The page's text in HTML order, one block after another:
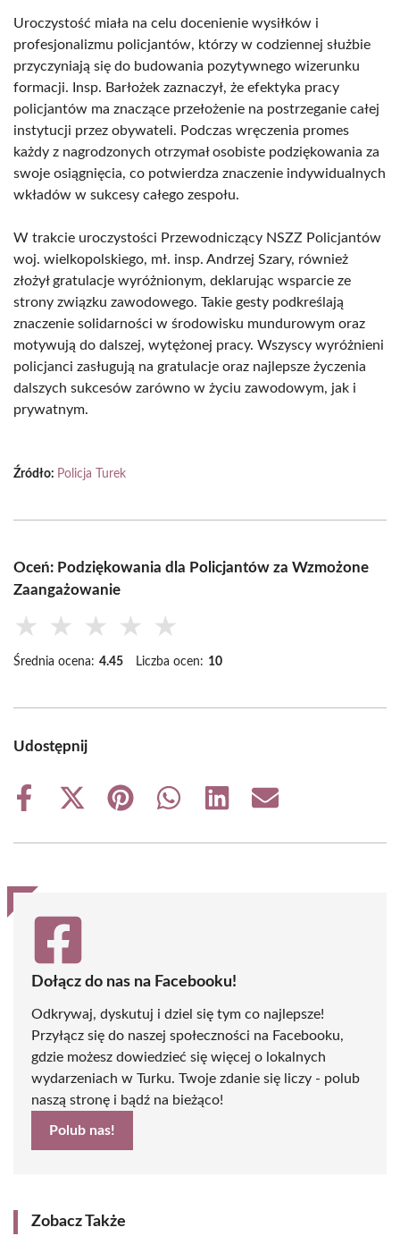
Uroczystość miała na celu docenienie wysiłków i
profesjonalizmu policjantów, którzy w codziennej służbie
przyczyniają się do budowania pozytywnego wizerunku
formacji. Insp. Barłożek zaznaczył, że efektyka pracy
policjantów ma znaczące przełożenie na postrzeganie całej
instytucji przez obywateli. Podczas wręczenia promes
każdy z nagrodzonych otrzymał osobiste podziękowania za
swoje osiągnięcia, co potwierdza znaczenie indywidualnych
wkładów w sukcesy całego zespołu.
W trakcie uroczystości Przewodniczący NSZZ Policjantów
woj. wielkopolskiego, mł. insp. Andrzej Szary, również
złożył gratulacje wyróżnionym, deklarując wsparcie ze
strony związku zawodowego. Takie gesty podkreślają
znaczenie solidarności w środowisku mundurowym oraz
motywują do dalszej, wytężonej pracy. Wszyscy wyróżnieni
policjanci zasługują na gratulacje oraz najlepsze życzenia
dalszych sukcesów zarówno w życiu zawodowym, jak i
prywatnym.
Źródło: Policja Turek
Oceń: Podziękowania dla Policjantów za Wzmożone
Zaangażowanie
★ ★ ★ ★ ★
Średnia ocena: 4.45 Liczba ocen: 10
Udostępnij
Share
Share
(Twitter)
Share
Share
Share
Share
Dołącz do nas na Facebooku!
Odkrywaj, dyskutuj i dziel się tym co najlepsze!
Przyłącz się do naszej społeczności na Facebooku,
gdzie możesz dowiedzieć się więcej o lokalnych
wydarzeniach w Turku. Twoje zdanie się liczy - polub
naszą stronę i bądź na bieżąco!
Polub nas!
Zobacz Także